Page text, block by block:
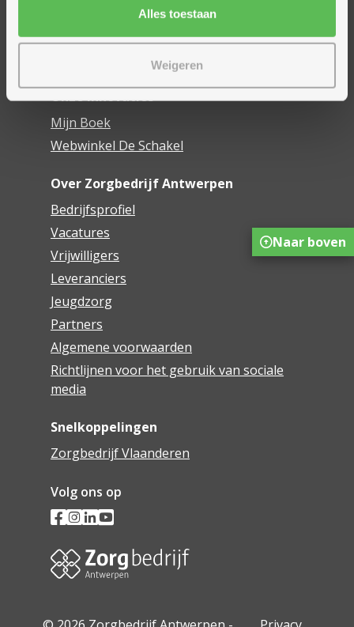
Alles toestaan
Weigeren
Woonzorgcentra
Financieel comfort
Onze innovaties
Mijn Boek
Webwinkel De Schakel
Over Zorgbedrijf Antwerpen
Bedrijfsprofiel
Vacatures
Vrijwilligers
Leveranciers
Jeugdzorg
Partners
Algemene voorwaarden
Richtlijnen voor het gebruik van sociale
media
Snelkoppelingen
Zorgbedrijf Vlaanderen
Volg ons op
Naar boven